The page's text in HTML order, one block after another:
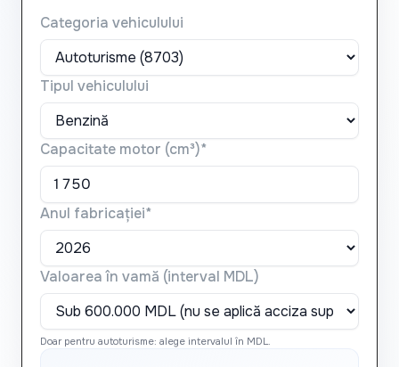
Categoria vehiculului
Tipul vehiculului
Capacitate motor (cm³)*
Anul fabricației*
Valoarea în vamă (interval MDL)
Doar pentru autoturisme: alege intervalul în MDL.